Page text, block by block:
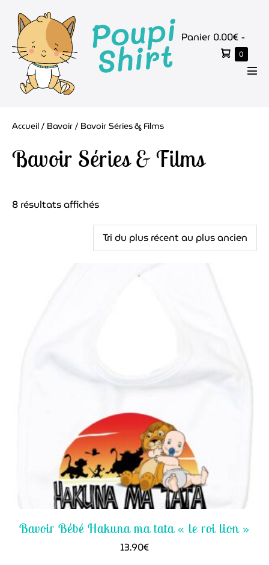
contenu
Panier
Panier 0.00€ -
0
dans
le
Accueil/ Bavoir/ Bavoir Séries & Films
Bavoir Séries & Films
8 résultats affichés
Bavoir Bébé Hakuna ma tata « le roi lion »
13.90€